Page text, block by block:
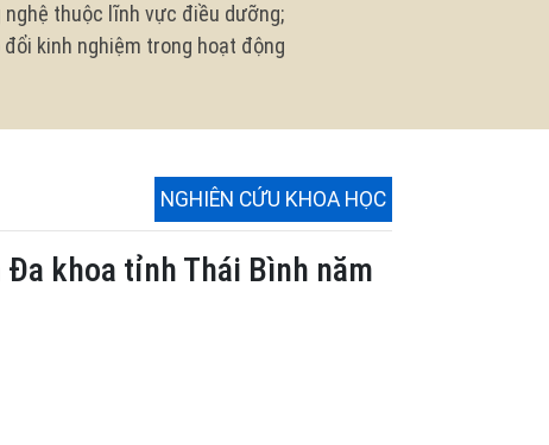
thuộc lĩnh vực điều dưỡng;
kinh nghiệm trong hoạt động
NGHIÊN CỨU KHOA HỌC
khoa tỉnh Thái Bình năm